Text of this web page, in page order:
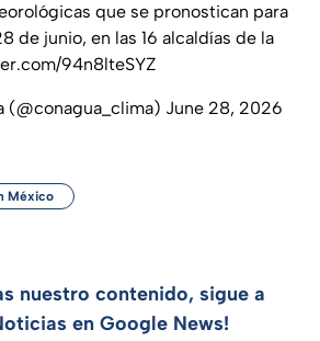
que se pronostican para
de junio, en las 16 alcaldías de la
94n8lteSYZ
(@conagua_clima) June 28, 2026
México
nuestro contenido, sigue a
en Google News!